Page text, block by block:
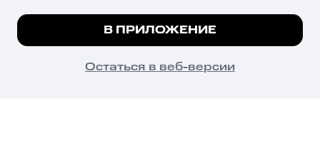
психотропных веществ, их аналогов причиняет вред здоровью,
их незаконный оборот запрещён и влечёт установленную
законодательством ответственность.
© 2026 ООО «КИОН».
Все права защищены
Мы используем куки, чтобы на сайте все
Подробнее
ПОНЯТНО
В ПРИЛОЖЕНИЕ
Остаться в веб-версии